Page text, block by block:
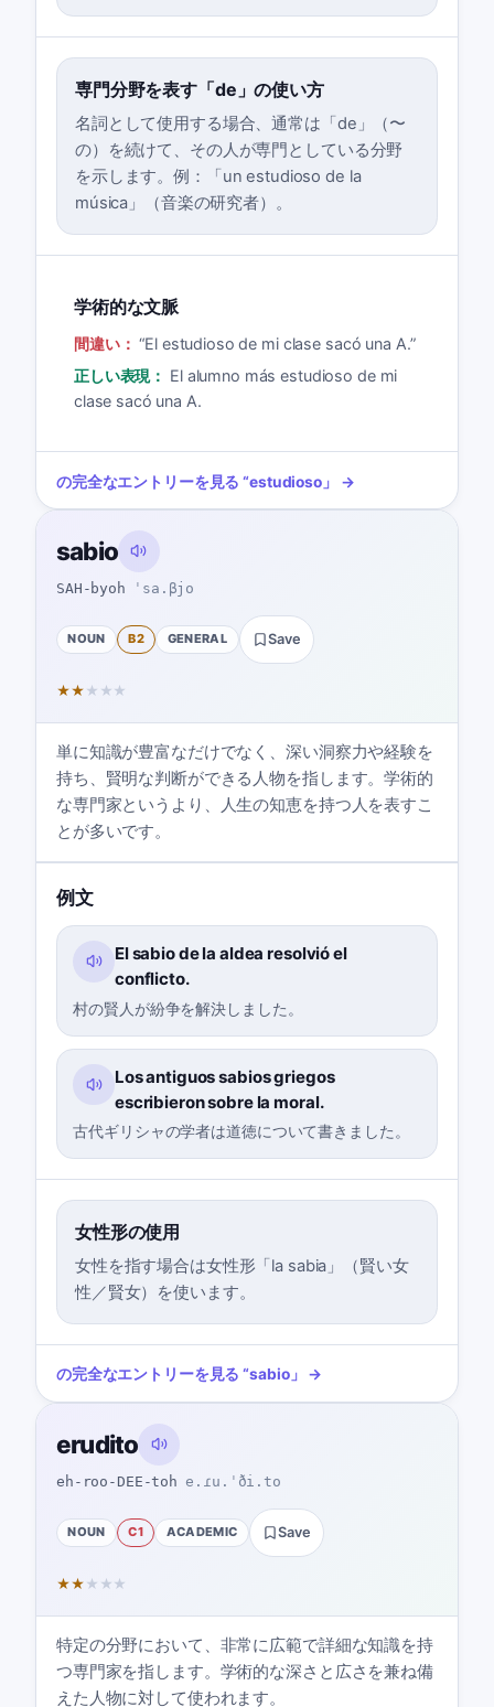
専門分野を表す「de」の使い方
名詞として使用する場合、通常は「de」（〜
の）を続けて、その人が専門としている分野
を示します。例：「un estudioso de la
música」（音楽の研究者）。
学術的な文脈
間違い： “El estudioso de mi clase sacó una A.”
正しい表現： El alumno más estudioso de mi
clase sacó una A.
の完全なエントリーを見る “estudioso」 →
sabio
SAH-byoh ˈsa.βjo
NOUN B2 GENERAL Save
★★ ★ ★ ★
単に知識が豊富なだけでなく、深い洞察力や経験を
持ち、賢明な判断ができる人物を指します。学術的
な専門家というより、人生の知恵を持つ人を表すこ
とが多いです。
例文
El sabio de la aldea resolvió el
conflicto.
村の賢人が紛争を解決しました。
Los antiguos sabios griegos
escribieron sobre la moral.
古代ギリシャの学者は道徳について書きました。
女性形の使用
女性を指す場合は女性形「la sabia」（賢い女
性／賢女）を使います。
の完全なエントリーを見る “sabio」 →
erudito
eh-roo-DEE-toh e.ɾu.ˈði.to
NOUN C1 ACADEMIC Save
★★ ★ ★ ★
特定の分野において、非常に広範で詳細な知識を持
つ専門家を指します。学術的な深さと広さを兼ね備
えた人物に対して使われます。